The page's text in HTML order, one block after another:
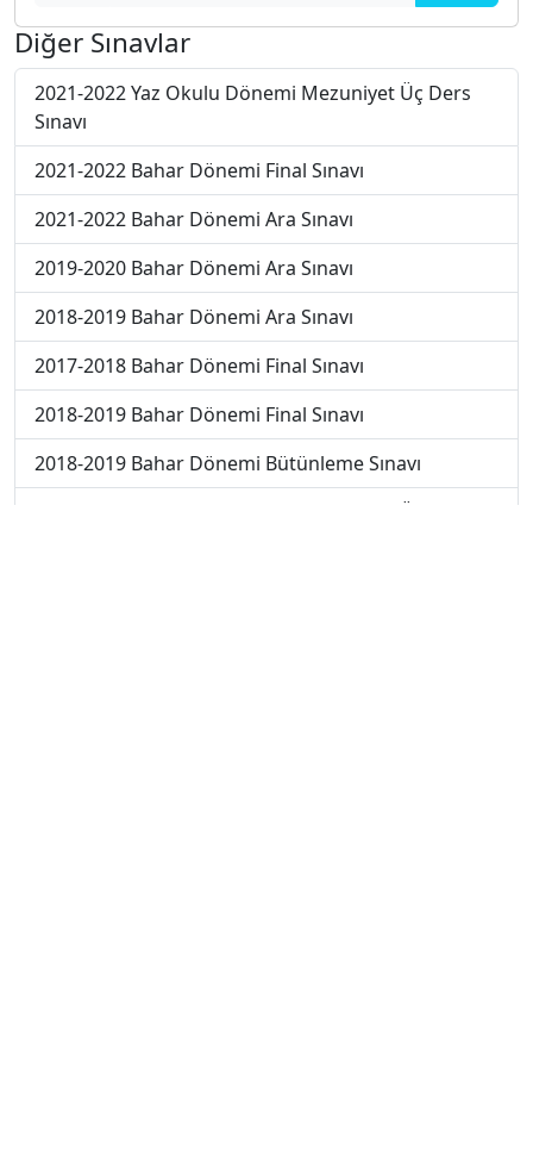
Diğer Sınavlar
2021-2022 Yaz Okulu Dönemi Mezuniyet Üç Ders
Sınavı
2021-2022 Bahar Dönemi Final Sınavı
2021-2022 Bahar Dönemi Ara Sınavı
2019-2020 Bahar Dönemi Ara Sınavı
2018-2019 Bahar Dönemi Ara Sınavı
2017-2018 Bahar Dönemi Final Sınavı
2018-2019 Bahar Dönemi Final Sınavı
2018-2019 Bahar Dönemi Bütünleme Sınavı
2018-2019 Yaz Okulu Dönemi Mezuniyet Üç Ders